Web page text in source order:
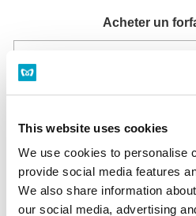
This website uses cookies
We use cookies to personalise
provide social media features
We also share information
our social media, advertising
Acheter un
Cette station n'a pas de bureau
Liste des bureaux d'information
Machine automatique multifonction
Installée dans tous les guichets.
Horaires: Du premier au dernier train
Machine automatique multifonction
Vous avez